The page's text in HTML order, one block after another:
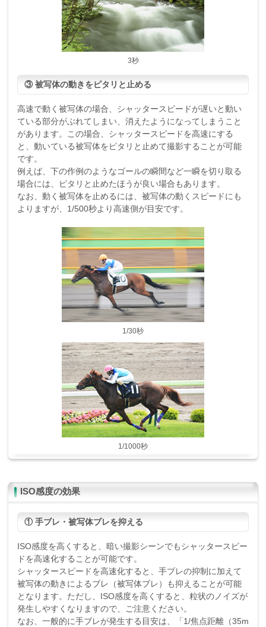
3秒
③ 被写体の動きをピタリと止める
高速で動く被写体の場合、シャッタースピードが遅いと動い
ている部分がぶれてしまい、消えたようになってしまうこと
があります。この場合、シャッタースピードを高速にする
と、動いている被写体をピタリと止めて撮影することが可能
です。
例えば、下の作例のようなゴールの瞬間など一瞬を切り取る
場合には、ピタリと止めたほうが良い場合もあります。
なお、動く被写体を止めるには、被写体の動くスピードにも
よりますが、1/500秒より高速側が目安です。
1/30秒
1/1000秒
ISO感度の効果
① 手ブレ・被写体ブレを抑える
ISO感度を高くすると、暗い撮影シーンでもシャッタースピー
ドを高速化することが可能です。
シャッタースピードを高速化すると、手ブレの抑制に加えて
被写体の動きによるブレ（被写体ブレ）も抑えることが可能
となります。ただし、ISO感度を高くすると、粒状のノイズが
発生しやすくなりますので、ご注意ください。
なお、一般的に手ブレが発生する目安は、「1/焦点距離（35m